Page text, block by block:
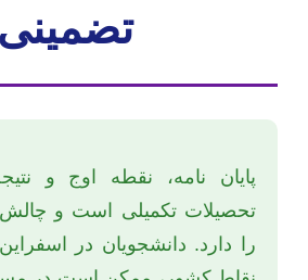
تضمینی
پایان نامه، نقطه اوج و
تحصیلات تکمیلی است و
را دارد. دانشجویان در اسفراین